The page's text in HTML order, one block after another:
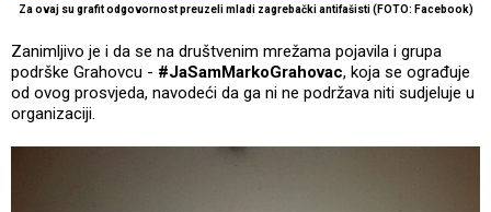
Za ovaj su grafit odgovornost preuzeli mladi zagrebački antifašisti (FOTO: Facebook)
Zanimljivo je i da se na društvenim mrežama pojavila i grupa
podrške Grahovcu - #JaSamMarkoGrahovac, koja se ograđuje
od ovog prosvjeda, navodeći da ga ni ne podržava niti sudjeluje u
organizaciji.